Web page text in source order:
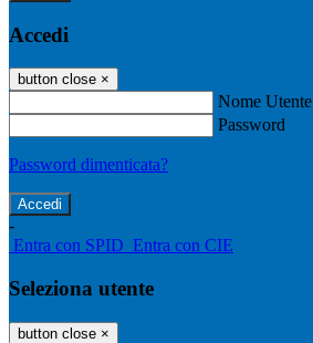
Accedi
button close ×
Nome Utente
Password
Password dimenticata?
-
Entra con SPID Entra con CIE
Seleziona utente
button close ×